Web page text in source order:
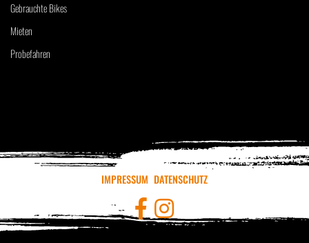
Gebrauchte Bikes
Mieten
Probefahren
IMPRESSUM DATENSCHUTZ